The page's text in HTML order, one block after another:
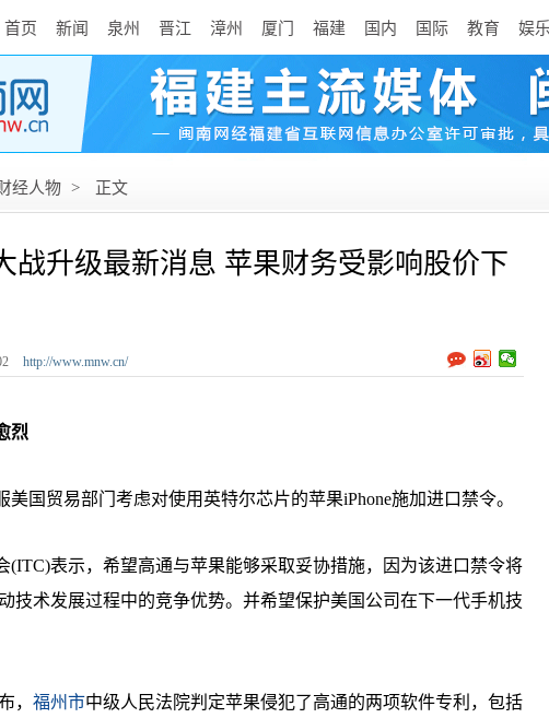
首页 新闻 泉州 晋江 漳州 厦门 福建 国内 国际 教育 娱乐
经人物 > 正文
战升级最新消息 苹果财务受影响股价下
http://www.mnw.cn/
烈
贸易部门考虑对使用英特尔芯片的苹果iPhone施加进口禁令。
表示，希望高通与苹果能够采取妥协措施，因为该进口禁令将
技术发展过程中的竞争优势。并希望保护美国公司在下一代手机技
， 福州市中级人民法院判定苹果侵犯了高通的两项软件专利，包括